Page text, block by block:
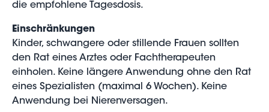
die empfohlene Tagesdosis.
Einschränkungen
Kinder, schwangere oder stillende Frauen sollten
den Rat eines Arztes oder Fachtherapeuten
einholen. Keine längere Anwendung ohne den Rat
eines Spezialisten (maximal 6 Wochen). Keine
Anwendung bei Nierenversagen.